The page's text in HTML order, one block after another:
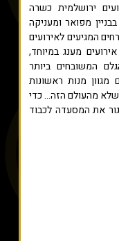
ירושלמית כשרה
מפואר ומעניקה
המגיעים לאירועים
מענג במיוחד,
המשובחים ביותר
מנות ראשונות
שלא מהעולם הזה... כדי
את המסעדה לכבוד